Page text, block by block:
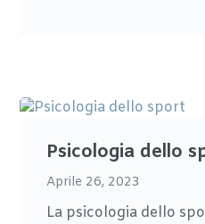
Psicologia dello
Aprile 26, 2023
La psicologia dello